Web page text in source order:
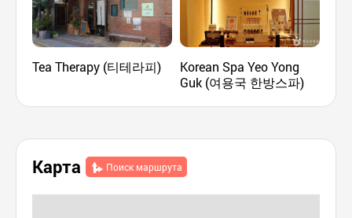
Tea Therapy (티테라피)
Korean Spa Yeo Yong
Guk (여용국 한방스파)
Карта Поиск маршрута